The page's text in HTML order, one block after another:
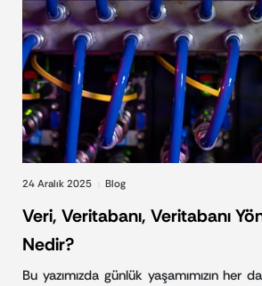
24 Aralık 2025 Blog
Veri, Veritabanı, Veritabanı
Nedir?
Bu yazımızda günlük yaşamımızın her